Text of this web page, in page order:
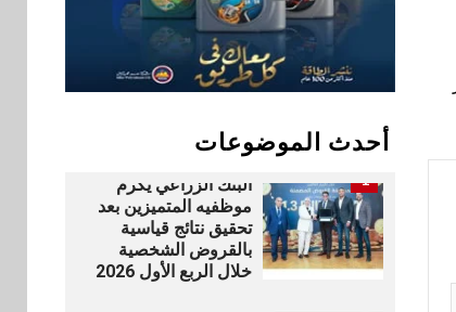
أحدث الموضوعات
10 سوق وصلة
vivo تشعل المنافسة
في مصر مع إطلاق
Y500 المزود ببطارية
1
بنوك
البنك الزراعي يكرم
موظفيه المتميزين بعد
تحقيق نتائج قياسية
بالقروض الشخصية
خلال الربع الأول 2026